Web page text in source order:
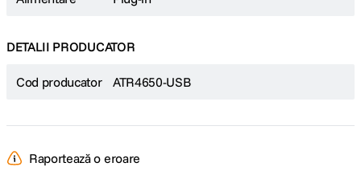
DETALII PRODUCATOR
Cod producator ATR4650-USB
Raportează o eroare